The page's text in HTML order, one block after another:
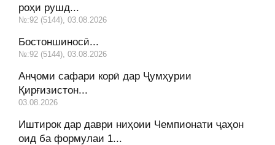
роҳи рушд...
№:92 (5144), 03.08.2026
Бостоншиносӣ...
№:92 (5144), 03.08.2026
Анҷоми сафари корӣ дар Ҷумҳурии
Қирғизистон...
03.08.2026
Иштирок дар даври ниҳоии Чемпионати ҷаҳон
оид ба формулаи 1...